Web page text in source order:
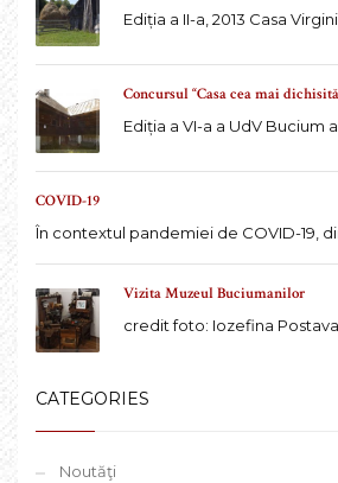
Ediția a II-a, 2013 Casa
Concursul “Casa cea mai
Ediția a VI-a a UdV Bucium
COVID-19
În contextul pandemiei de COVID-19,
Vizita Muzeul Buciumanilor
credit foto: Iozefina
CATEGORIES
Noutăţi